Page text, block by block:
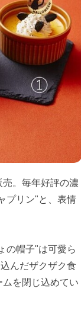
。毎年好評の濃
プリン"と、表情
の帽子"は可愛ら
んだザクザク食
を閉じ込めてい